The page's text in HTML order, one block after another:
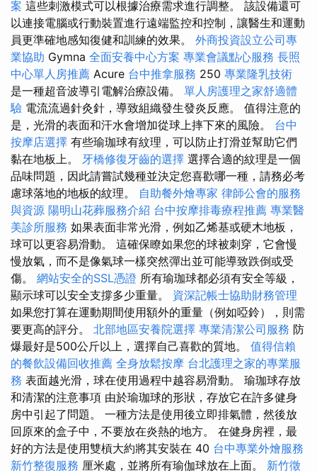
案 這些刺激模式可以根據治療需求進行調整。 該設備還可
以連接電腦或行動裝置進行遠端監控和控制，讓醫生和運動
員更準確地感知復健和訓練的效果。 外商投資設立公司專
業協助 Gymna 全面安養中心方案 專業會議點心服務 長照
中心單人房推薦 Acure 台中推拿服務 250 專業隆乳技術
是一種超音波導引電解治療設備。 單人房護理之家舒適體
驗 電流流過針灸針，導致組織發生發炎反應。 值得注意的
是，光滑的表面和汗水會增加從球上摔下來的風險。 台中
按摩店選擇 有些瑜珈球有紋理，可以防止打滑並幫助它們
黏在地板上。 牙橋修復牙齒的選擇 選擇合適的紋理是一個
品味問題，因此請嘗試幾種並決定您喜歡哪一種，請務必考
慮球落地的地板的紋理。 自助餐外燴專家 律師公會的服務
與資源 陽明山花葬服務介紹 台中按摩排毒療程推薦 專業醫
美診所服務 如果表面非常光滑，例如乙烯基或硬木地板，
球可以更容易滑動。 這確保瞭如果您的球被刺穿，它會慢
慢放氣，而不是像氣球一樣突然彈出並可能導致跌倒或受
傷。 網站安全的SSL憑證 所有瑜珈球都必須有安全等級，
顯示球可以安全支撐多少重量。 資深記帳士協助財務管理
如果您打算在運動期間使用額外的重量（例如啞鈴），則需
要更高的評分。 北部地區安養院選擇 專業清潔公司服務 防
爆最好是500公斤以上，選擇自己喜歡的質地。 值得信賴
的餐飲設備回收推薦 全身放鬆按摩 台北護理之家的專業服
務 表面越光滑，球在使用過程中越容易滑動。 瑜珈球存放
和清潔的注意事項 由於瑜珈球的形狀，存放它在許多健身
房中引起了問題。 一種方法是使用後立即排氣體，然後放
回原來的盒子中，不要放在炎熱的地方。 在健身房裡，最
好的方法是使用雙槓大約將其安裝在 40 台中專業外燴服務
新竹整復服務 厘米處，並將所有瑜伽球放在上面。 新竹徵